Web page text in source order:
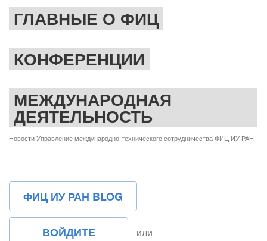
ГЛАВНЫЕ О ФИЦ
КОНФЕРЕНЦИИ
МЕЖДУНАРОДНАЯ
ДЕЯТЕЛЬНОСТЬ
Новости Управление международно-технического сотрудничества ФИЦ ИУ РАН
ФИЦ ИУ РАН BLOG
ВОЙДИТЕ или